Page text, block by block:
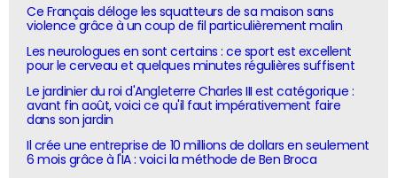
Ce Français déloge les squatteurs de sa maison sans
violence grâce à un coup de fil particulièrement malin
Les neurologues en sont certains : ce sport est excellent
pour le cerveau et quelques minutes régulières suffisent
Le jardinier du roi d'Angleterre Charles III est catégorique :
avant fin août, voici ce qu'il faut impérativement faire
dans son jardin
Il crée une entreprise de 10 millions de dollars en seulement
6 mois grâce à l'IA : voici la méthode de Ben Broca